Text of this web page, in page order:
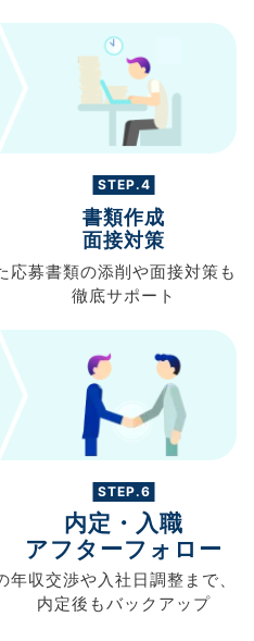
STEP.4
書類作成
面接対策
応募書類の添削や面接対策も
徹底サポート
STEP.6
内定・入職
アフターフォロー
年収交渉や入社日調整まで、
内定後もバックアップ